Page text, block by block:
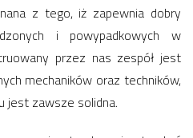
z tego, iż zapewnia dobry
i powypadkowych w
przez nas zespół jest
mechaników oraz techników,
jest zawsze solidna.